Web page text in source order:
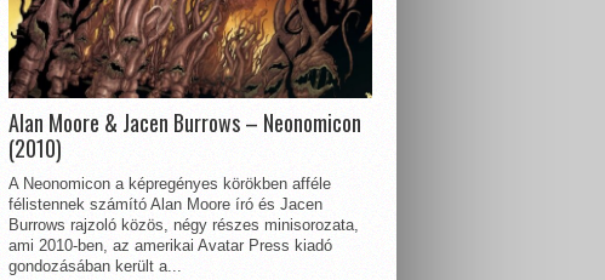
Alan Moore & Jacen Burrows – Neonomicon
(2010)
A Neonomicon a képregényes körökben afféle
félistennek számító Alan Moore író és Jacen
Burrows rajzoló közös, négy részes minisorozata,
ami 2010-ben, az amerikai Avatar Press kiadó
gondozásában került a...